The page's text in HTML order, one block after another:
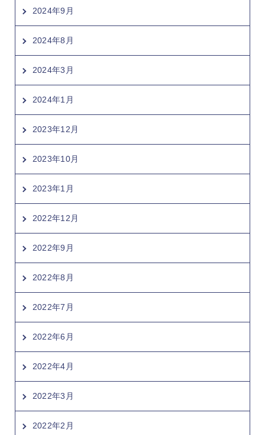
2024年9月
2024年8月
2024年3月
2024年1月
2023年12月
2023年10月
2023年1月
2022年12月
2022年9月
2022年8月
2022年7月
2022年6月
2022年4月
2022年3月
2022年2月